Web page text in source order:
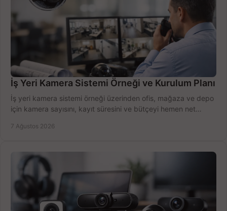
İş Yeri Kamera Sistemi Örneği ve Kurulum Planı
İş yeri kamera sistemi örneği üzerinden ofis, mağaza ve depo
için kamera sayısını, kayıt süresini ve bütçeyi hemen net
7 Ağustos 2026